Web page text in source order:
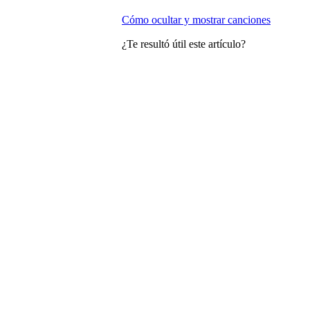
Cómo ocultar y mostrar canciones
¿Te resultó útil este artículo?